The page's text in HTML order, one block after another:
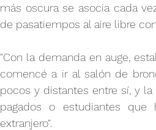
más oscura se asocia cada
de pasatiempos al aire libre
"Con la demanda en auge,
comencé a ir al salón de
pocos y distantes entre sí, y
pagados o estudiantes que
extranjero".